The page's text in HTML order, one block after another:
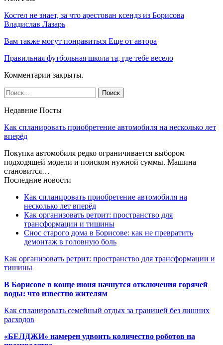
Костел не знает, за что арестован ксендз из Борисова
Владислав Лазарь
Вам также могут понравиться Еще от автора
Правильная футбольная школа та, где тебе весело
Комментарии закрыты.
Недавние Посты
Как спланировать приобретение автомобиля на несколько лет
вперёд
Покупка автомобиля редко ограничивается выбором
подходящей модели и поиском нужной суммы. Машина
становится…
Последние новости
Как спланировать приобретение автомобиля на
несколько лет вперёд
Как организовать ретрит: пространство для
трансформации и тишины
Снос старого дома в Борисове: как не превратить
демонтаж в головную боль
Как организовать ретрит: пространство для трансформации и
тишины
В Борисове в конце июня начнутся отключения горячей
воды: что известно жителям
Как спланировать семейный отдых за границей без лишних
расходов
«БЕЛДЖИ» намерен удвоить количество роботов на